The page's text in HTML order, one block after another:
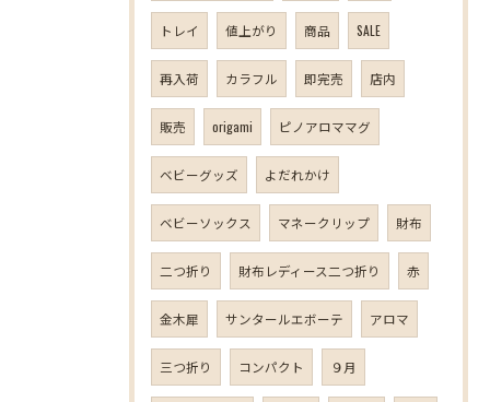
トレイ 値上がり 商品 SALE
再入荷 カラフル 即完売 店内
販売 origami ピノアロママグ
ベビーグッズ よだれかけ
ベビーソックス マネークリップ 財布
二つ折り 財布レディース二つ折り 赤
金木犀 サンタールエボーテ アロマ
三つ折り コンパクト ９月